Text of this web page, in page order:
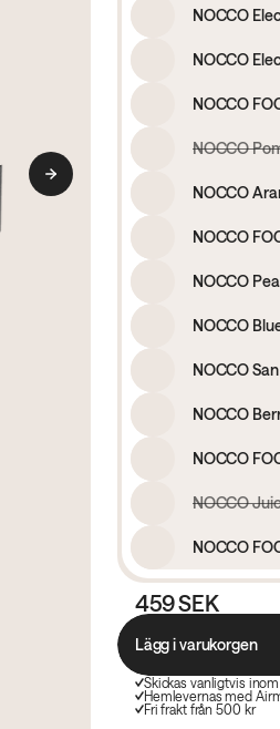
NOCCO
NOCCO
NOCCO
NOCCO
NOCCO
459 SEK
Lägg i varukorgen
Skickas vanligtvis
Hemlevernas med
Fri frakt från 500 kr